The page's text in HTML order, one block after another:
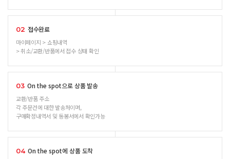
02 접수완료
마이페이지 > 쇼핑내역
> 취소/교환/반품에서 접수 상태 확인
03 On the spot으로 상품 발송
교환/반품 주소
각 주문건에 대한 발송처이며,
구매확정내역서 및 동봉서에서 확인가능
04 On the spot에 상품 도착